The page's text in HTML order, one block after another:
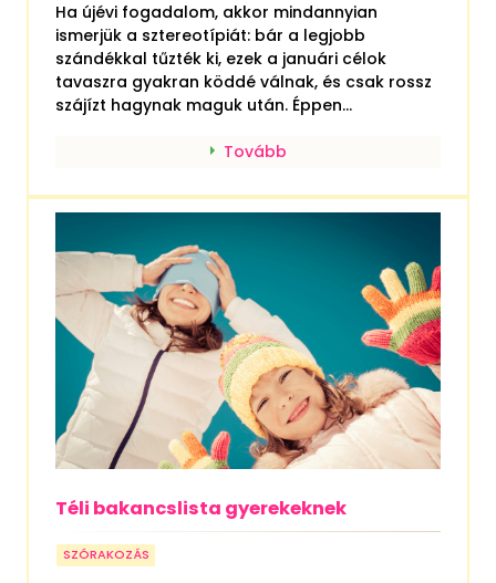
Ha újévi fogadalom, akkor mindannyian
ismerjük a sztereotípiát: bár a legjobb
szándékkal tűzték ki, ezek a januári célok
tavaszra gyakran köddé válnak, és csak rossz
szájízt hagynak maguk után. Éppen...
Tovább
Téli bakancslista gyerekeknek
SZÓRAKOZÁS